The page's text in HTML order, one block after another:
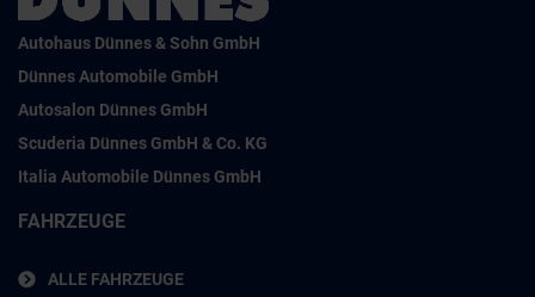
Autohaus Dünnes & Sohn GmbH
Dünnes Automobile GmbH
Autosalon Dünnes GmbH
Scuderia Dünnes GmbH & Co. KG
Italia Automobile Dünnes GmbH
FAHRZEUGE
ALLE FAHRZEUGE